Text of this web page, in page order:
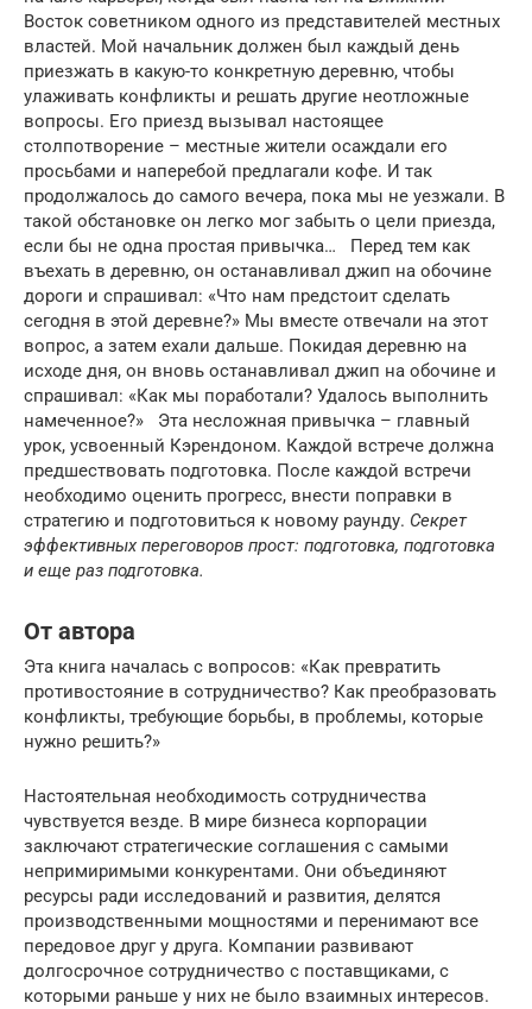
Восток советником одного из представителей местных
властей. Мой начальник должен был каждый день
приезжать в какую-то конкретную деревню, чтобы
улаживать конфликты и решать другие неотложные
вопросы. Его приезд вызывал настоящее
столпотворение – местные жители осаждали его
просьбами и наперебой предлагали кофе. И так
продолжалось до самого вечера, пока мы не уезжали. В
такой обстановке он легко мог забыть о цели приезда,
если бы не одна простая привычка… Перед тем как
въехать в деревню, он останавливал джип на обочине
дороги и спрашивал: «Что нам предстоит сделать
сегодня в этой деревне?» Мы вместе отвечали на этот
вопрос, а затем ехали дальше. Покидая деревню на
исходе дня, он вновь останавливал джип на обочине и
спрашивал: «Как мы поработали? Удалось выполнить
намеченное?» Эта несложная привычка – главный
урок, усвоенный Кэрендоном. Каждой встрече должна
предшествовать подготовка. После каждой встречи
необходимо оценить прогресс, внести поправки в
стратегию и подготовиться к новому раунду. Секрет
эффективных переговоров прост: подготовка, подготовка
и еще раз подготовка.
От автора
Эта книга началась с вопросов: «Как превратить
противостояние в сотрудничество? Как преобразовать
конфликты, требующие борьбы, в проблемы, которые
нужно решить?»
Настоятельная необходимость сотрудничества
чувствуется везде. В мире бизнеса корпорации
заключают стратегические соглашения с самыми
непримиримыми конкурентами. Они объединяют
ресурсы ради исследований и развития, делятся
производственными мощностями и перенимают все
передовое друг у друга. Компании развивают
долгосрочное сотрудничество с поставщиками, с
которыми раньше у них не было взаимных интересов.